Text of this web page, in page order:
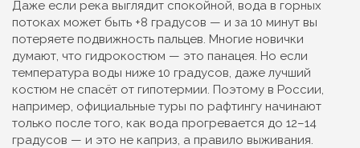
Даже если река выглядит спокойной, вода в горных
потоках может быть +8 градусов — и за 10 минут вы
потеряете подвижность пальцев. Многие новички
думают, что гидрокостюм — это панацея. Но если
температура воды ниже 10 градусов, даже лучший
костюм не спасёт от гипотермии. Поэтому в России,
например, официальные туры по рафтингу начинают
только после того, как вода прогревается до 12–14
градусов — и это не каприз, а правило выживания.